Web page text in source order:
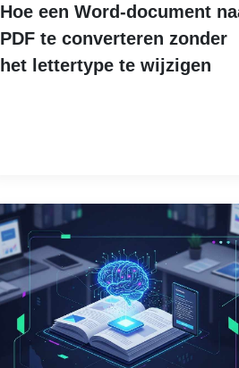
Hoe een Word-document
PDF te converteren zonder
het lettertype te wijzigen